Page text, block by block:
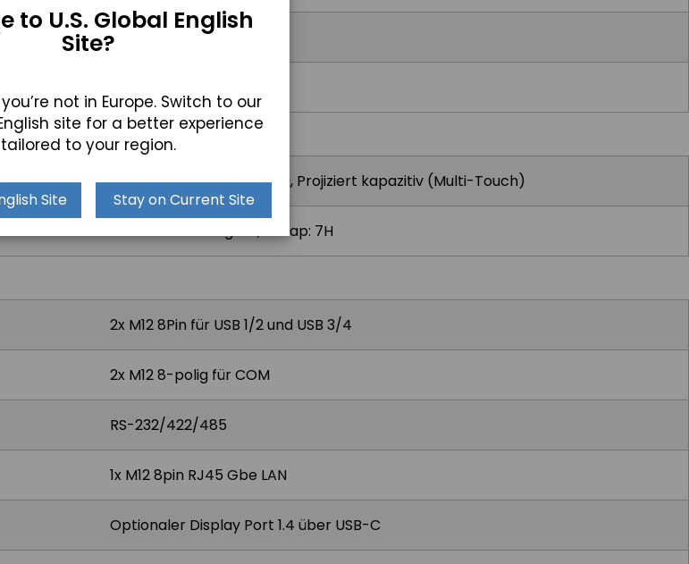
16:9
5 Draht Widerstandsfähig, Projiziert kapazitiv (Multi-Touch)
Widerstandsfähig: 3H, P-cap: 7H
2x M12 8Pin für USB 1/2 und USB 3/4
2x M12 8-polig für COM
RS-232/422/485
1x M12 8pin RJ45 Gbe LAN
Optionaler Display Port 1.4 über USB-C
to U.S. Global English
Site?
not in Europe. Switch to our
site for a better experience
tailored to your region.
Site Stay on Current Site